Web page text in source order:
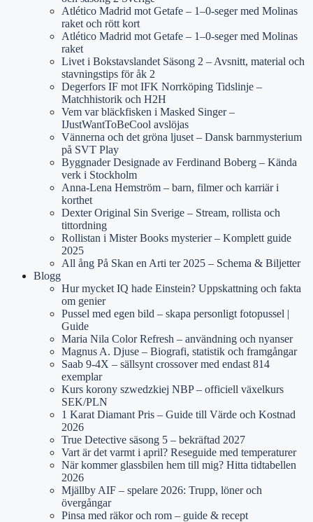
Atlético Madrid mot Getafe – 1–0-seger med Molinas
raket och rött kort
Atlético Madrid mot Getafe – 1–0-seger med Molinas
raket
Livet i Bokstavslandet Säsong 2 – Avsnitt, material och
stavningstips för åk 2
Degerfors IF mot IFK Norrköping Tidslinje –
Matchhistorik och H2H
Vem var bläckfisken i Masked Singer –
IJustWantToBeCool avslöjas
Vännerna och det gröna ljuset – Dansk barnmysterium
på SVT Play
Byggnader Designade av Ferdinand Boberg – Kända
verk i Stockholm
Anna-Lena Hemström – barn, filmer och karriär i
korthet
Dexter Original Sin Sverige – Stream, rollista och
tittordning
Rollistan i Mister Books mysterier – Komplett guide
2025
All ång På Skan en Arti ter 2025 – Schema & Biljetter
Blogg
Hur mycket IQ hade Einstein? Uppskattning och fakta
om genier
Pussel med egen bild – skapa personligt fotopussel |
Guide
Maria Nila Color Refresh – användning och nyanser
Magnus A. Djuse – Biografi, statistik och framgångar
Saab 9-4X – sällsynt crossover med endast 814
exemplar
Kurs korony szwedzkiej NBP – officiell växelkurs
SEK/PLN
1 Karat Diamant Pris – Guide till Värde och Kostnad
2026
True Detective säsong 5 – bekräftad 2027
Vart är det varmt i april? Reseguide med temperaturer
När kommer glassbilen hem till mig? Hitta tidtabellen
2026
Mjällby AIF – spelare 2026: Trupp, löner och
övergångar
Pinsa med räkor och rom – guide & recept